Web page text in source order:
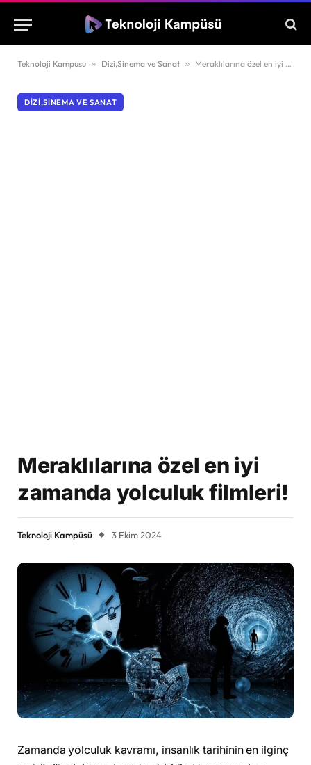
Teknoloji Kampusu » Dizi,Sinema ve Sanat » Meraklılarına özel en iyi zamanda yolculuk filmleri!
DIZI,SINEMA VE SANAT
Meraklılarına özel en iyi
zamanda yolculuk filmleri!
Teknoloji Kampüsü 3 Ekim 2024
Zamanda yolculuk kavramı, insanlık tarihinin en ilginç